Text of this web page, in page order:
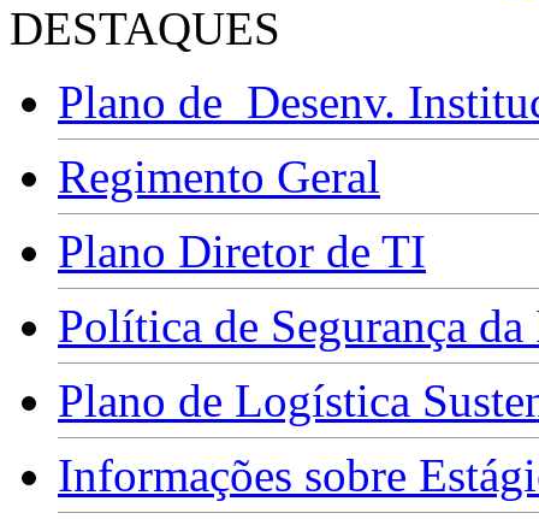
DESTAQUES
Plano de Desenv.
Regimento Geral
Plano Diretor de TI
Política de Segurança
Plano de Logística
Informações sobre